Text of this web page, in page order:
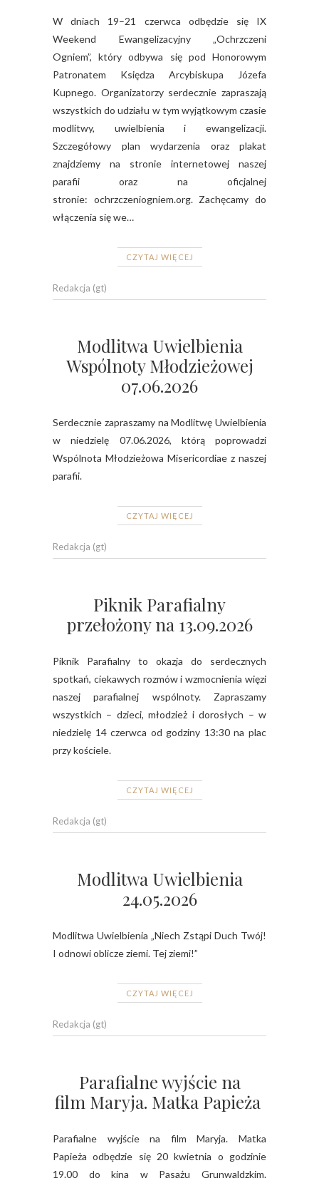
W dniach 19–21 czerwca odbędzie się IX
Weekend Ewangelizacyjny „Ochrzczeni
Ogniem”, który odbywa się pod Honorowym
Patronatem Księdza Arcybiskupa Józefa
Kupnego. Organizatorzy serdecznie zapraszają
wszystkich do udziału w tym wyjątkowym czasie
modlitwy, uwielbienia i ewangelizacji.
Szczegółowy plan wydarzenia oraz plakat
znajdziemy na stronie internetowej naszej
parafii oraz na oficjalnej
stronie: ochrzczeniogniem.org. Zachęcamy do
włączenia się we…
CZYTAJ WIĘCEJ
Redakcja (gt)
Modlitwa Uwielbienia
Wspólnoty Młodzieżowej
07.06.2026
Serdecznie zapraszamy na Modlitwę Uwielbienia
w niedzielę 07.06.2026, którą poprowadzi
Wspólnota Młodzieżowa Misericordiae z naszej
parafii.
CZYTAJ WIĘCEJ
Redakcja (gt)
Piknik Parafialny
przełożony na 13.09.2026
Piknik Parafialny to okazja do serdecznych
spotkań, ciekawych rozmów i wzmocnienia więzi
naszej parafialnej wspólnoty. Zapraszamy
wszystkich – dzieci, młodzież i dorosłych – w
niedzielę 14 czerwca od godziny 13:30 na plac
przy kościele.
CZYTAJ WIĘCEJ
Redakcja (gt)
Modlitwa Uwielbienia
24.05.2026
Modlitwa Uwielbienia „Niech Zstąpi Duch Twój!
I odnowi oblicze ziemi. Tej ziemi!”
CZYTAJ WIĘCEJ
Redakcja (gt)
Parafialne wyjście na
film Maryja. Matka Papieża
Parafialne wyjście na film Maryja. Matka
Papieża odbędzie się 20 kwietnia o godzinie
19.00 do kina w Pasażu Grunwaldzkim.